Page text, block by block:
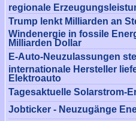
regionale
Trump lenkt Milliarden an
Windenergie in fossile
Milliarden Dollar
E-Auto-Neuzulassungen
internationale Hersteller
Elektroauto
Tagesaktuelle Solarstrom-
Jobticker - Neuzugänge